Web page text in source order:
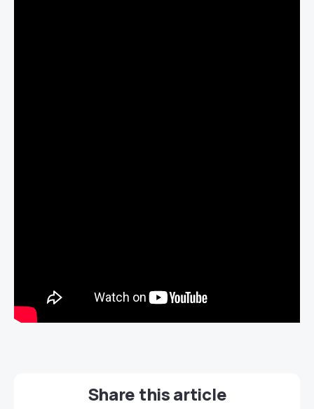
Share this article